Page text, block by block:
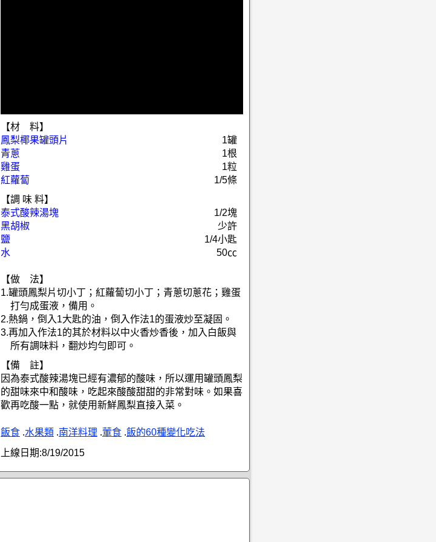
【材 料】
鳳梨椰果罐頭片
1罐
青蔥
1根
雞蛋
1粒
紅蘿蔔
1/5條
【調 味 料】
泰式酸辣湯塊
1/2塊
黑胡椒
少許
鹽
1/4小匙
水
50㏄
【做 法】
1.罐頭鳳梨片切小丁；紅蘿蔔切小丁；青蔥切蔥花；雞蛋
打勻成蛋液，備用。
2.熱鍋，倒入1大匙的油，倒入作法1的蛋液炒至凝固。
3.再加入作法1的其於材料以中火香炒香後，加入白飯與
所有調味料，翻炒均勻即可。
【備 註】
因為泰式酸辣湯塊已經有濃郁的酸味，所以運用罐頭鳳梨
的甜味來中和酸味，吃起來酸酸甜甜的非常對味。如果喜
歡再吃酸一點，就使用新鮮鳳梨直接入菜。
飯食 .水果類 .南洋料理 .葷食 .飯的60種變化吃法
上線日期:8/19/2015